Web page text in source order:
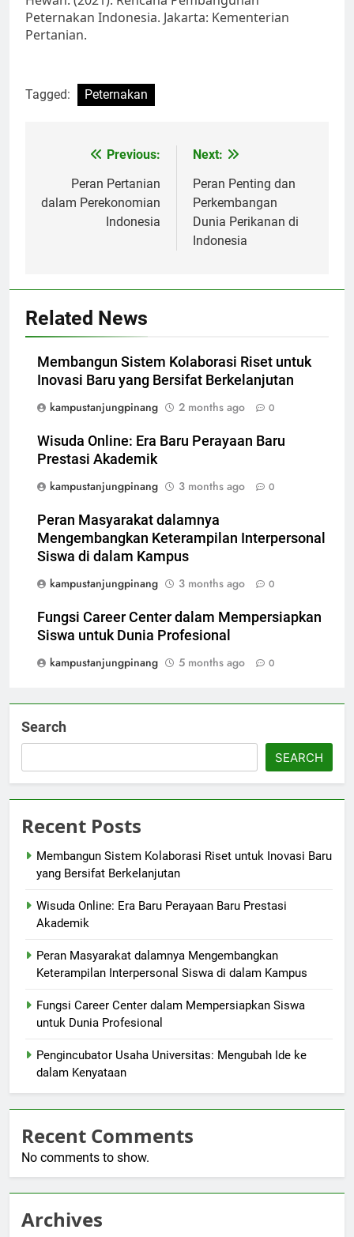
Peternakan Indonesia. Jakarta: Kementerian
Pertanian.
Tagged: Peternakan
navigation
Previous:
Peran Pertanian
dalam Perekonomian
Indonesia
Next:
Peran Penting dan
Perkembangan
Dunia Perikanan di
Indonesia
Related News
Membangun Sistem Kolaborasi Riset untuk
Inovasi Baru yang Bersifat Berkelanjutan
kampustanjungpinang
2 months ago 0
Wisuda Online: Era Baru Perayaan Baru
Prestasi Akademik
kampustanjungpinang
3 months ago 0
Peran Masyarakat dalamnya
Mengembangkan Keterampilan Interpersonal
Siswa di dalam Kampus
kampustanjungpinang
3 months ago 0
Fungsi Career Center dalam Mempersiapkan
Siswa untuk Dunia Profesional
kampustanjungpinang
5 months ago 0
Search
SEARCH
Recent Posts
Membangun Sistem Kolaborasi Riset untuk Inovasi Baru
yang Bersifat Berkelanjutan
Wisuda Online: Era Baru Perayaan Baru Prestasi
Akademik
Peran Masyarakat dalamnya Mengembangkan
Keterampilan Interpersonal Siswa di dalam Kampus
Fungsi Career Center dalam Mempersiapkan Siswa
untuk Dunia Profesional
Pengincubator Usaha Universitas: Mengubah Ide ke
dalam Kenyataan
Recent Comments
No comments to show.
Archives